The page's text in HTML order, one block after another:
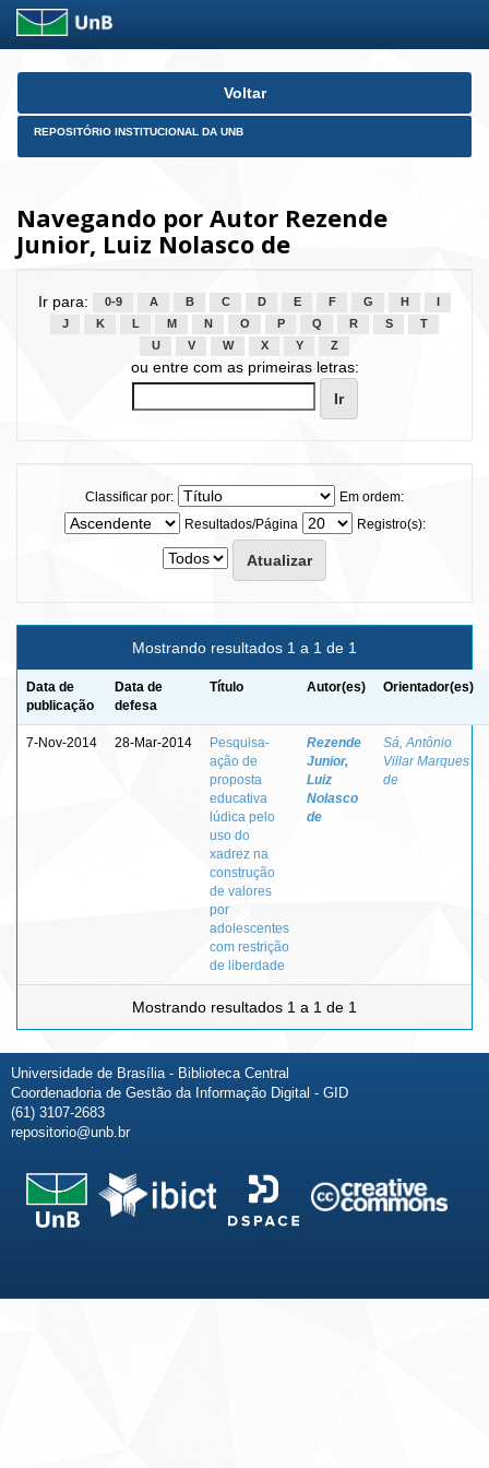
Skip
Voltar
REPOSITÓRIO INSTITUCIONAL DA UNB
Navegando por Autor Rezende
Junior, Luiz Nolasco de
Ir para: 0-9 A B C D E F G H
J
K L M N O P Q R S
T
U
V W X Y Z
ou entre com as primeiras letras:
Classificar por:
Em ordem:
Resultados/Página
Registro(s):
Mostrando resultados 1 a 1 de 1
Data de
publicação
Data de
defesa
Título Autor(es) Orientador(es)
7-Nov-2014 28-Mar-2014
Pesquisa-
ação de
proposta
educativa
lúdica pelo
uso do
xadrez na
construção
de valores
por
adolescentes
com restrição
de liberdade
Rezende
Junior,
Luiz
Nolasco
de
Sá, Antônio
Villar Marques
de
Mostrando resultados 1 a 1 de 1
Universidade de Brasília - Biblioteca Central
Coordenadoria de Gestão da Informação Digital - GID
(61) 3107-2683
repositorio@unb.br